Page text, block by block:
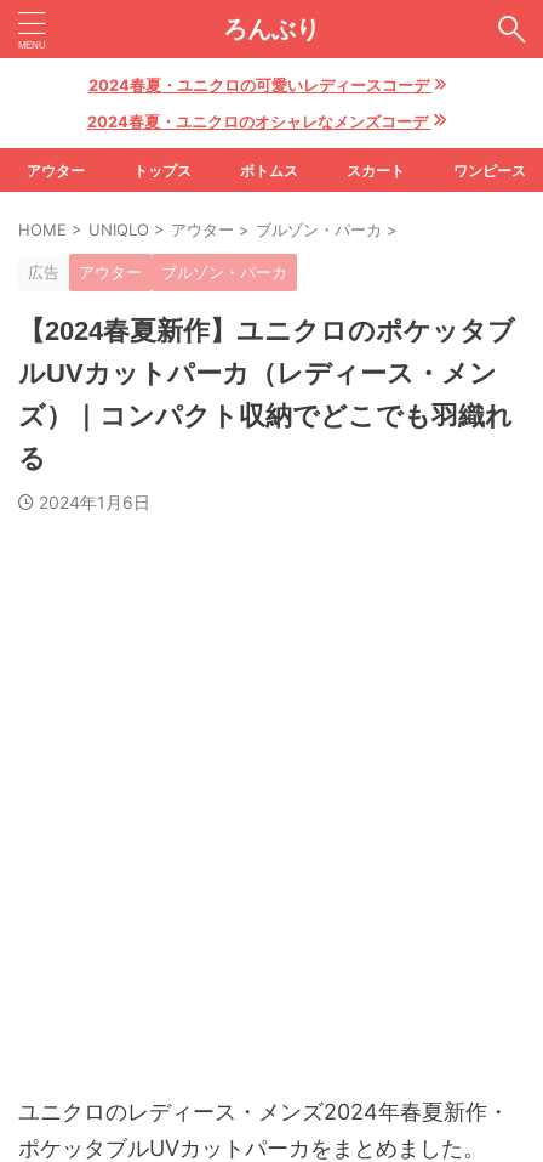
ろんぶり
2024春夏・ユニクロの可愛いレディースコーデ
2024春夏・ユニクロのオシャレなメンズコーデ
アウター トップス ボトムス スカート ワンピース
HOME > UNIQLO > アウター > ブルゾン・パーカ >
広告 アウター ブルゾン・パーカ
【2024春夏新作】ユニクロのポケッタブ
ルUVカットパーカ（レディース・メン
ズ）｜コンパクト収納でどこでも羽織れ
る
2024年1月6日
ユニクロのレディース・メンズ2024年春夏新作・
ポケッタブルUVカットパーカをまとめました。